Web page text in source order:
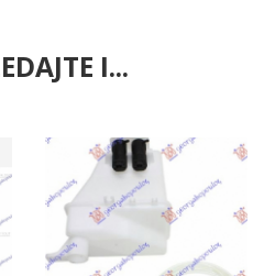
I...